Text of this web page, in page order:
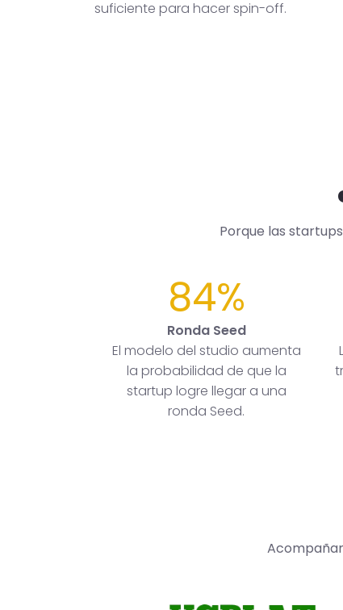
suficiente para hacer spin-off.
Porque las
84%
Ronda Seed
El modelo del studio aumenta
la probabilidad de que la
startup logre llegar a una
ronda Seed.